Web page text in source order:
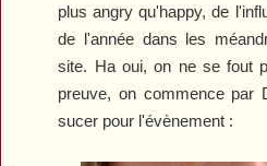
plus angry qu'happy, de
de l'année dans les
site. Ha oui, on ne se fout
preuve, on commence par
sucer pour l'évènement :